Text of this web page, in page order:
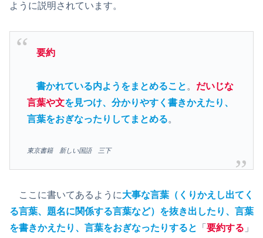
ように説明されています。
要約
書かれている内ようをまとめること 。 だいじな
言葉や文を見つけ、分かりやすく書きかえたり、
言葉をおぎなったりしてまとめる。
東京書籍 新しい国語 三下
ここに書いてあるように大事な言葉（くりかえし出てく
る言葉、題名に関係する言葉など）を抜き出したり、言葉
を書きかえたり、言葉をおぎなったりすると
「 要約する 」